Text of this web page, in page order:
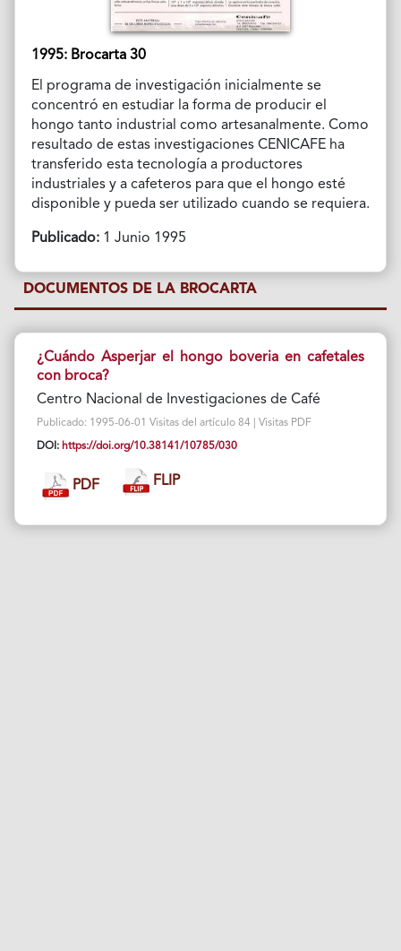
1995: Brocarta 30
El programa de investigación inicialmente se
concentró en estudiar la forma de producir el
hongo tanto industrial como artesanalmente. Como
resultado de estas investigaciones CENICAFE ha
transferido esta tecnología a productores
industriales y a cafeteros para que el hongo esté
disponible y pueda ser utilizado cuando se requiera.
Publicado:1 Junio 1995
DOCUMENTOS DE LA BROCARTA
¿Cuándo Asperjar el hongo boveria en cafetales
con broca?
Centro Nacional de Investigaciones de Café
Publicado: 1995-06-01 Visitas del artículo 84 | Visitas PDF
DOI: https://doi.org/10.38141/10785/030
PDF FLIP